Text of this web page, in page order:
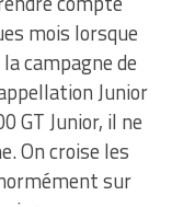
mois lorsque
campagne de
Junior
GT Junior, il ne
On croise les
sur